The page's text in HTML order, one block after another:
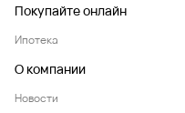
Покупайте онлайн
Ипотека
О компании
Новости